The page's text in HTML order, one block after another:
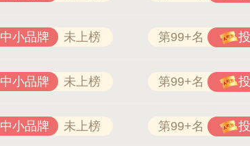
中小品牌 未上榜 第99+名
中小品牌 未上榜 第99+名
中小品牌 未上榜 第99+名